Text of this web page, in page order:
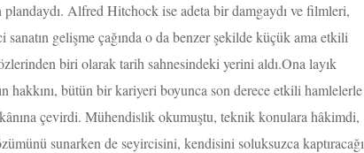
Alfred Hitchock ise adeta bir damgaydı ve filmleri,
gelişme çağında o da benzer şekilde küçük ama etkili
biri olarak tarih sahnesindeki yerini aldı.Ona layık
hakkını, bütün bir kariyeri boyunca son derece etkili hamlelerle
çevirdi. Mühendislik okumuştu, teknik konulara hâkimdi,
sunarken de seyircisini, kendisini soluksuzca kaptıracağı